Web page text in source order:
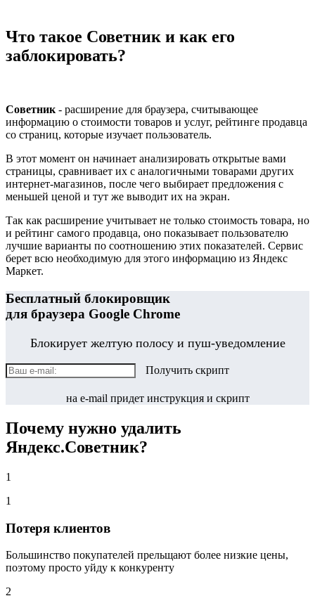
Что такое Советник и как его
заблокировать?
Советник - расширение для браузера, считывающее
информацию о стоимости товаров и услуг, рейтинге продавца
со страниц, которые изучает пользователь.
В этот момент он начинает анализировать открытые вами
страницы, сравнивает их с аналогичными товарами других
интернет-магазинов, после чего выбирает предложения с
меньшей ценой и тут же выводит их на экран.
Так как расширение учитывает не только стоимость товара, но
и рейтинг самого продавца, оно показывает пользователю
лучшие варианты по соотношению этих показателей. Сервис
берет всю необходимую для этого информацию из Яндекс
Маркет.
Бесплатный блокировщик
для браузера Google Chrome
Блокирует желтую полосу и пуш-уведомление
Получить скрипт
на e-mail придет инструкция и скрипт
Почему нужно удалить
Яндекс.Советник?
1
1
Потеря клиентов
Большинство покупателей прельщают более низкие цены,
поэтому просто уйду к конкуренту
2